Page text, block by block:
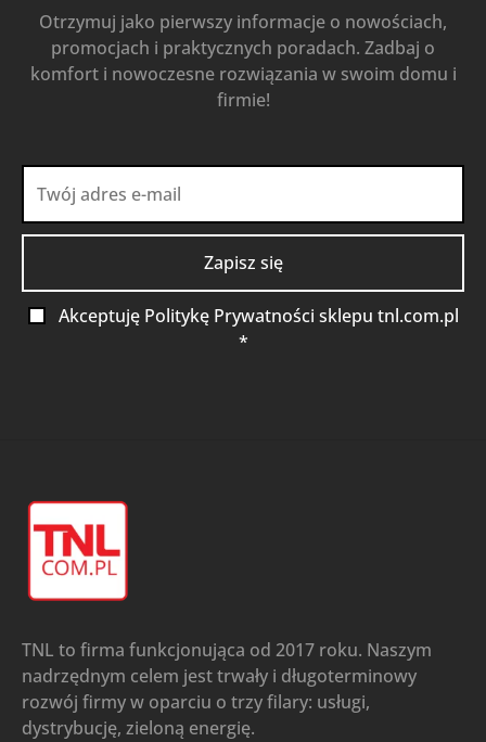
Otrzymuj jako pierwszy informacje o nowościach,
promocjach i praktycznych poradach. Zadbaj o
komfort i nowoczesne rozwiązania w swoim domu i
firmie!
Akceptuję Politykę Prywatności sklepu tnl.com.pl
*
TNL to firma funkcjonująca od 2017 roku. Naszym
nadrzędnym celem jest trwały i długoterminowy
rozwój firmy w oparciu o trzy filary: usługi,
dystrybucję, zieloną energię.